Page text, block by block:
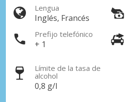
Lengua
Inglés, Francés
Prefijo telefónico
+ 1
Límite de la tasa de
alcohol
0,8 g/l